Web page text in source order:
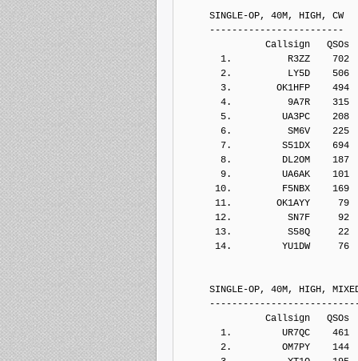
SINGLE-OP, 40M, HIGH, CW
------------------------
Callsign   QSOs  Points
1.          R3ZZ    702
2.          LY5D    506
3.        OK1HFP    494
4.          9A7R    315
5.         UA3PC    208
6.          SM6V    225
7.         S51DX    694
8.         DL2OM    187
9.         UA6AK    101
10.         F5NBX    169
11.        OK1AYY     79
12.          SN7F     92
13.          S58Q     22
14.         YU1DW     76
SINGLE-OP, 40M, HIGH,
Callsign   QSOs  Points
1.         UR7QC    461
2.         OM7PY    144